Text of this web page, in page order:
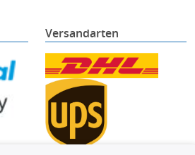
Versandarten